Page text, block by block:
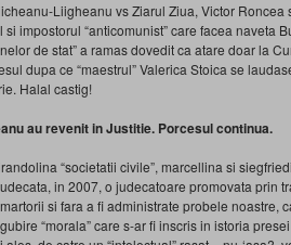
Liigheanu vs Ziarul Ziua, Victor Roncea
impostorul “anticomunist” care facea naveta
de stat” a ramas dovedit ca atare doar la
dupa ce “maestrul” Valerica Stoica se
Halal castig!
au revenit in Justitie. Porcesul continua.
“societatii civile”, marcellina si
in 2007, o judecatoare promovata prin
si fara a fi administrate probele noastre,
“morala” care s-ar fi inscris in istoria